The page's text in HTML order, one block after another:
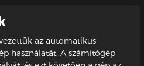
az automatikus
használatát. A számítógép